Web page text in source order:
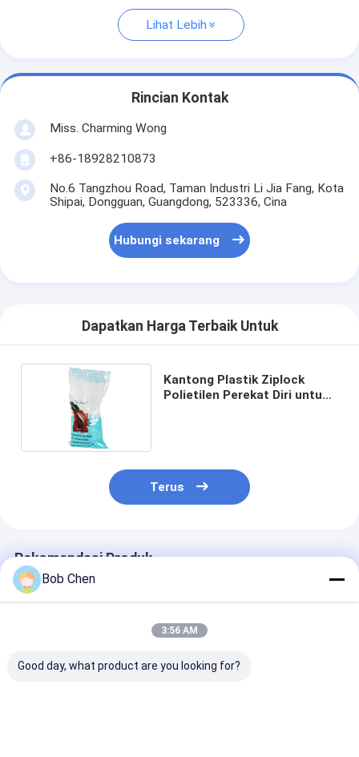
Lihat Lebih
Rincian Kontak
Miss. Charming Wong
+86-18928210873
No.6 Tangzhou Road, Taman Industri Li Jia Fang, Kota
Shipai, Dongguan, Guangdong, 523336, Cina
Hubungi sekarang
Dapatkan Harga Terbaik Untuk
Kantong Plastik Ziplock
Polietilen Perekat Diri untuk
Terus
Rekomendasi Produk
Bob Chen
3:56 AM
Good day, what product are you looking for?